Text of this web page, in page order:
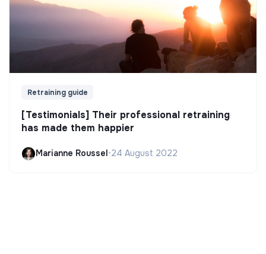
Retraining guide
[Testimonials] Their professional retraining
has made them happier
Marianne Roussel•24 August 2022